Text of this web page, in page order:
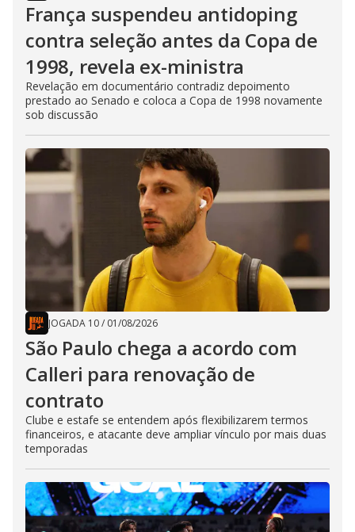
França suspendeu antidoping
contra seleção antes da Copa de
1998, revela ex-ministra
Revelação em documentário contradiz depoimento
prestado ao Senado e coloca a Copa de 1998 novamente
sob discussão
JOGADA 10/ 01/08/2026
São Paulo chega a acordo com
Calleri para renovação de
contrato
Clube e estafe se entendem após flexibilizarem termos
financeiros, e atacante deve ampliar vínculo por mais duas
temporadas